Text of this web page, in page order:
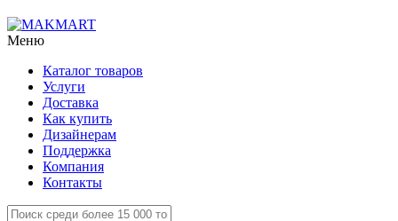
Меню
Каталог товаров
Услуги
Доставка
Как купить
Дизайнерам
Поддержка
Компания
Контакты